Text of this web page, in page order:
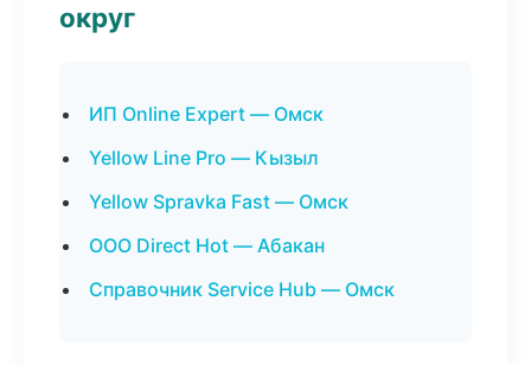
округ
ИП Online Expert — Омск
Yellow Line Pro — Кызыл
Yellow Spravka Fast — Омск
ООО Direct Hot — Абакан
Справочник Service Hub — Омск